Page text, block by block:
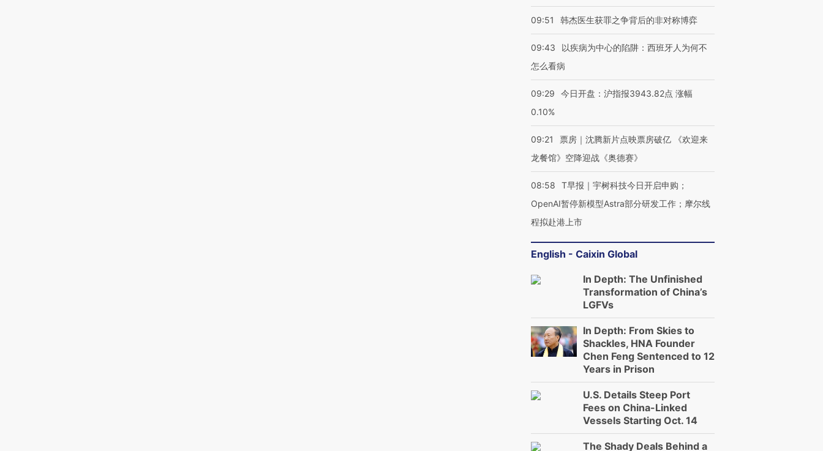
09:51 韩杰医生获罪之争背后的非对称博弈
09:43
以疾病为中心的陷阱：西班牙人为何不
怎么看病
09:29
今日开盘：沪指报3943.82点 涨幅
0.10%
09:21
票房｜沈腾新片点映票房破亿 《欢迎来
龙餐馆》空降迎战《奥德赛》
08:58
T早报｜宇树科技今日开启申购；
OpenAI暂停新模型Astra部分研发工作；摩尔线
程拟赴港上市
English - Caixin Global
In Depth: The Unfinished
Transformation of China’s
LGFVs
In Depth: From Skies to
Shackles, HNA Founder
Chen Feng Sentenced to 12
Years in Prison
U.S. Details Steep Port
Fees on China-Linked
Vessels Starting Oct. 14
The Shady Deals Behind a